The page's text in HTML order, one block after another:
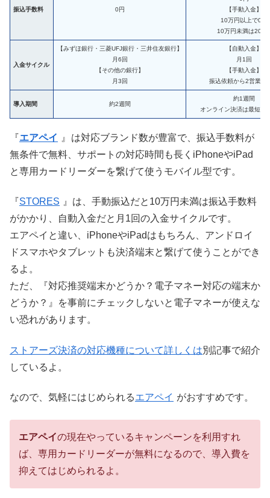
振込手数料 0円
【手動入金】
10万円以上で0円
10万円未満は200
入金サイクル
【みずほ銀行・三菱UFJ銀行・三井住友銀行】
月6回
【その他の銀行】
月3回
【自動入金】
月1回
【手動入金】
振込依頼から2営業日
導入期間 約2週間
約1週間
オンライン決済は最短翌
『エアペイ 』
は対応ブランド数が豊富で、振込手数料が
無条件で無料、サポートの対応時間も長くiPhoneやiPad
と専用カードリーダーを繋げて使うモバイル型です。
『STORES 』は、手動振込だと10万円未満は振込手数料
がかかり、自動入金だと月1回の入金サイクルです。
エアペイと違い、iPhoneやiPadはもちろん、アンドロイ
ドスマホやタブレットも決済端末と繋げて使うことができ
るよ。
ただ、『対応推奨端末かどうか？電子マネー対応の端末か
どうか？』を事前にチェックしないと電子マネーが使えな
い恐れがあります。
ストアーズ決済の対応機種について詳しくは別記事で紹介
しているよ。
なので、気軽にはじめられるエアペイ がおすすめです。
エアペイの現在やっているキャンペーンを利用すれ
ば、専用カードリーダーが無料になるので、導入費を
抑えてはじめられるよ。